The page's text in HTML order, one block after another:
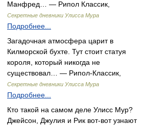
Манфред… — Рипол Классик,
Секретные дневники Улисса Мура
Подробнее...
Загадочная атмосфера царит в
Килморской бухте. Тут стоит статуя
короля, который никогда не
существовал… — Рипол-Классик,
Секретные дневники Улисса Мура
Подробнее...
Кто такой на самом деле Улисс Мур?
Джейсон, Джулия и Рик вот-вот узнают